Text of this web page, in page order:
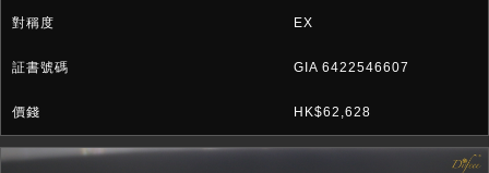
EX
GIA 6422546607
HK$62,628